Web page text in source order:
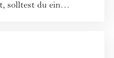
solltest du ein